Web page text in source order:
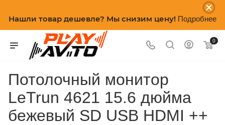
Нашли товар дешевле? Мы снизим цену! Подробнее
0
Потолочный монитор
LeTrun 4621 15.6 дюйма
бежевый SD USB HDMI ++